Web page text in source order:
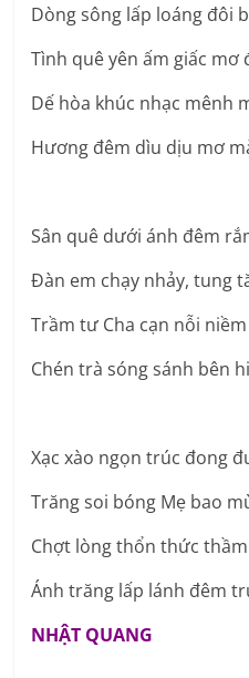
Dòng sông lấp loáng đôi
Tình quê yên ấm giấc mơ
Dế hòa khúc nhạc mênh
Hương đêm dìu dịu mơ
Sân quê dưới ánh đêm
Đàn em chạy nhảy, tung
Trầm tư Cha cạn nỗi niềm
Chén trà sóng sánh bên
Xạc xào ngọn trúc đong
Trăng soi bóng Mẹ bao
Chợt lòng thổn thức
Ánh trăng lấp lánh đêm
NHẬT QUANG